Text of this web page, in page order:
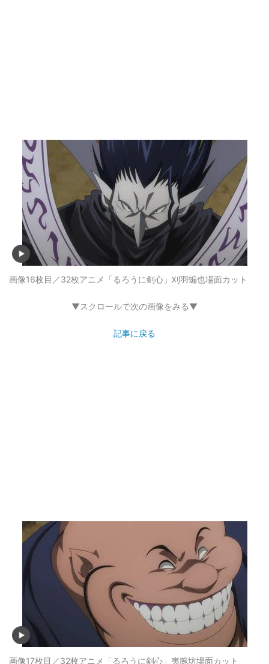
画像16枚目／32枚アニメ「るろうに剣心」刈羽蝙也場面カット
▼スクロールで次の画像をみる▼
記事に戻る
画像17枚目／32枚アニメ「るろうに剣心」夷腕坊場面カット